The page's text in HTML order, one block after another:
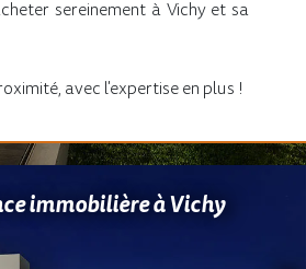
sereinement à Vichy et sa
avec l'expertise en plus !
immobilière à Vichy